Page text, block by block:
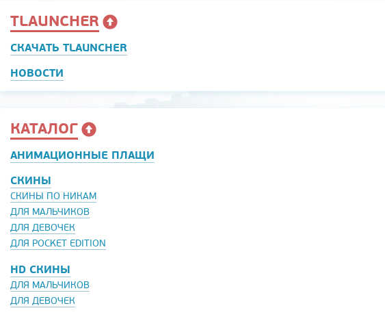
TLAUNCHER
СКАЧАТЬ TLAUNCHER
НОВОСТИ
КАТАЛОГ
АНИМАЦИОННЫЕ ПЛАЩИ
СКИНЫ
СКИНЫ ПО НИКАМ
ДЛЯ МАЛЬЧИКОВ
ДЛЯ ДЕВОЧЕК
ДЛЯ POCKET EDITION
HD СКИНЫ
ДЛЯ МАЛЬЧИКОВ
ДЛЯ ДЕВОЧЕК